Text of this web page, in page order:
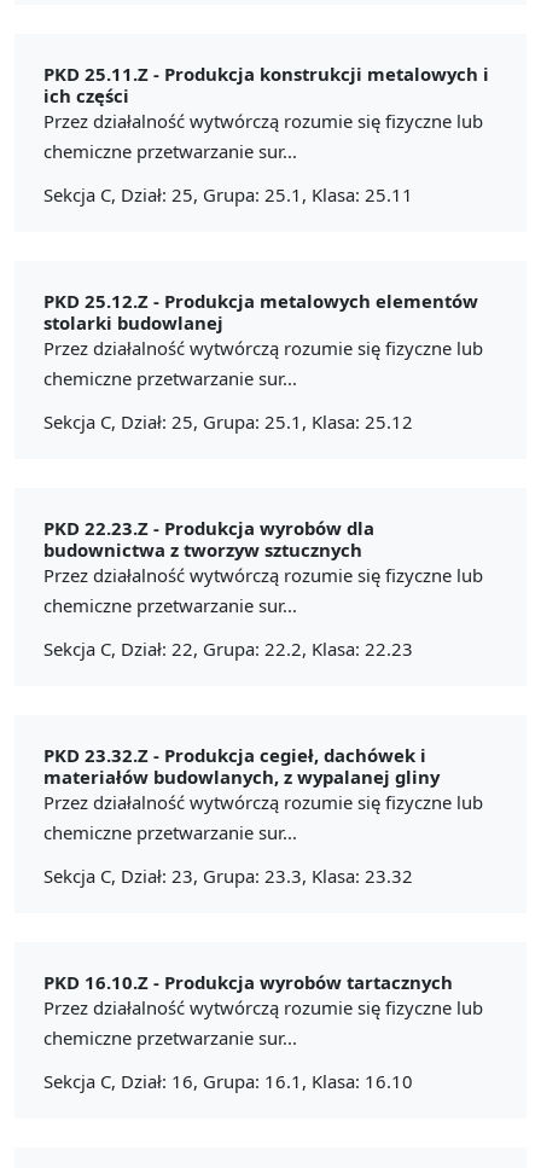
PKD 25.11.Z - Produkcja konstrukcji metalowych i
ich części
Przez działalność wytwórczą rozumie się fizyczne lub
chemiczne przetwarzanie sur...
Sekcja C, Dział: 25, Grupa: 25.1, Klasa: 25.11
PKD 25.12.Z - Produkcja metalowych elementów
stolarki budowlanej
Przez działalność wytwórczą rozumie się fizyczne lub
chemiczne przetwarzanie sur...
Sekcja C, Dział: 25, Grupa: 25.1, Klasa: 25.12
PKD 22.23.Z - Produkcja wyrobów dla
budownictwa z tworzyw sztucznych
Przez działalność wytwórczą rozumie się fizyczne lub
chemiczne przetwarzanie sur...
Sekcja C, Dział: 22, Grupa: 22.2, Klasa: 22.23
PKD 23.32.Z - Produkcja cegieł, dachówek i
materiałów budowlanych, z wypalanej gliny
Przez działalność wytwórczą rozumie się fizyczne lub
chemiczne przetwarzanie sur...
Sekcja C, Dział: 23, Grupa: 23.3, Klasa: 23.32
PKD 16.10.Z - Produkcja wyrobów tartacznych
Przez działalność wytwórczą rozumie się fizyczne lub
chemiczne przetwarzanie sur...
Sekcja C, Dział: 16, Grupa: 16.1, Klasa: 16.10